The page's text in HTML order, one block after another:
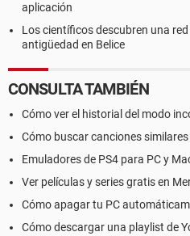
aplicación
Los científicos descubren una
antigüedad en Belice
CONSULTA TAMBIÉN
Cómo ver el historial del modo
Cómo buscar canciones
Emuladores de PS4 para PC y
Ver películas y series gratis en
Cómo apagar tu PC
Cómo descargar una playlist de